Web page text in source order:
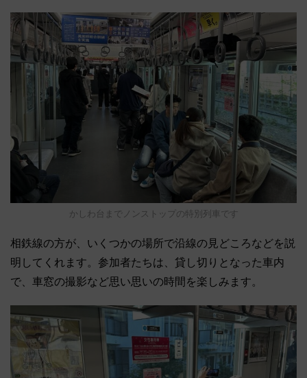
かしわ台までノンストップの特別列車です
相鉄線の方が、いくつかの場所で沿線の見どころなどを説
明してくれます。参加者たちは、貸し切りとなった車内
で、車窓の撮影など思い思いの時間を楽しみます。